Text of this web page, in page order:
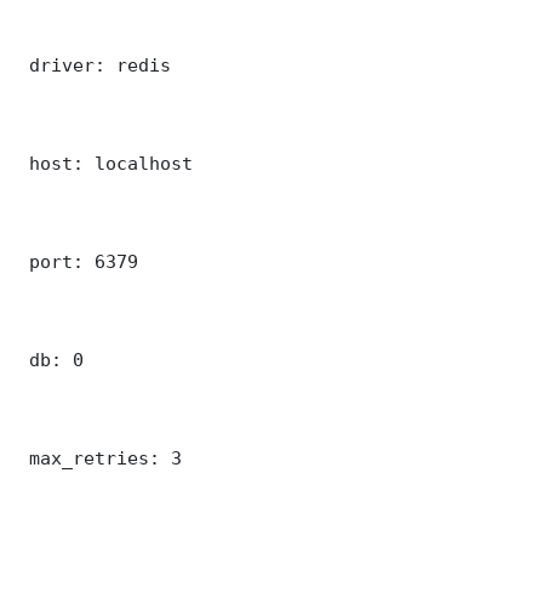
driver: redis
host: localhost
port: 6379
db: 0
max_retries: 3